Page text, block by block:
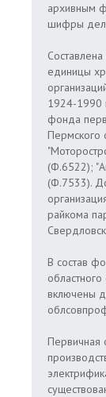
архивным
шифры
единицы
1924-1990
фонда
Пермского
(Ф.6522);
(Ф.7533).
райкома
В состав
включены
Первичная